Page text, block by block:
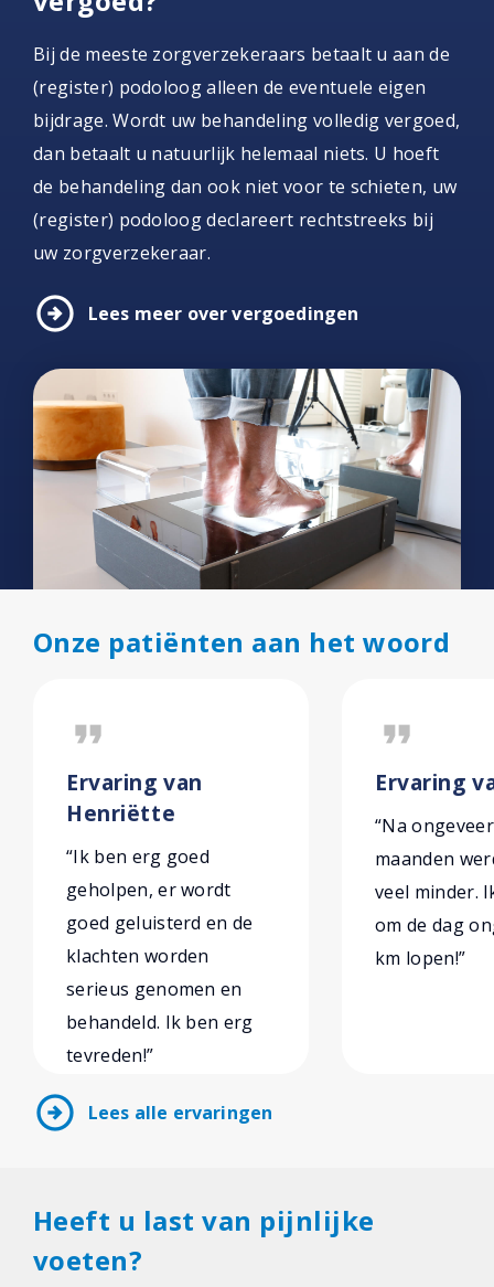
Bij de meeste zorgverzekeraars betaalt u aan de
(register) podoloog alleen de eventuele eigen
bijdrage. Wordt uw behandeling volledig vergoed,
dan betaalt u natuurlijk helemaal niets. U hoeft
de behandeling dan ook niet voor te schieten, uw
(register) podoloog declareert rechtstreeks bij
uw zorgverzekeraar.
arrow_circle_right Lees meer over vergoedingen
Onze patiënten aan het woord
format_quote
Ervaring van
Henriëtte
“Ik ben erg goed
geholpen, er wordt
goed geluisterd en de
klachten worden
serieus genomen en
behandeld. Ik ben erg
tevreden!”
format_quote
Ervaring
“Na
maanden
veel minder.
om de dag
km lopen!”
arrow_circle_right Lees alle ervaringen
Heeft u last van pijnlijke
voeten?